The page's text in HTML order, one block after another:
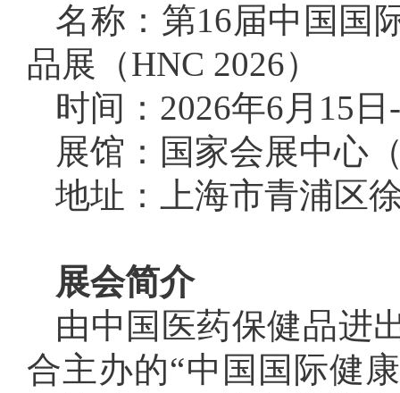
名称：第16届中国国
品展（HNC 2026）
时间：2026年6月15日
展馆：国家会展中心
地址：上海市青浦区
展会简介
由中国医药保健品进
合主办的“中国国际健